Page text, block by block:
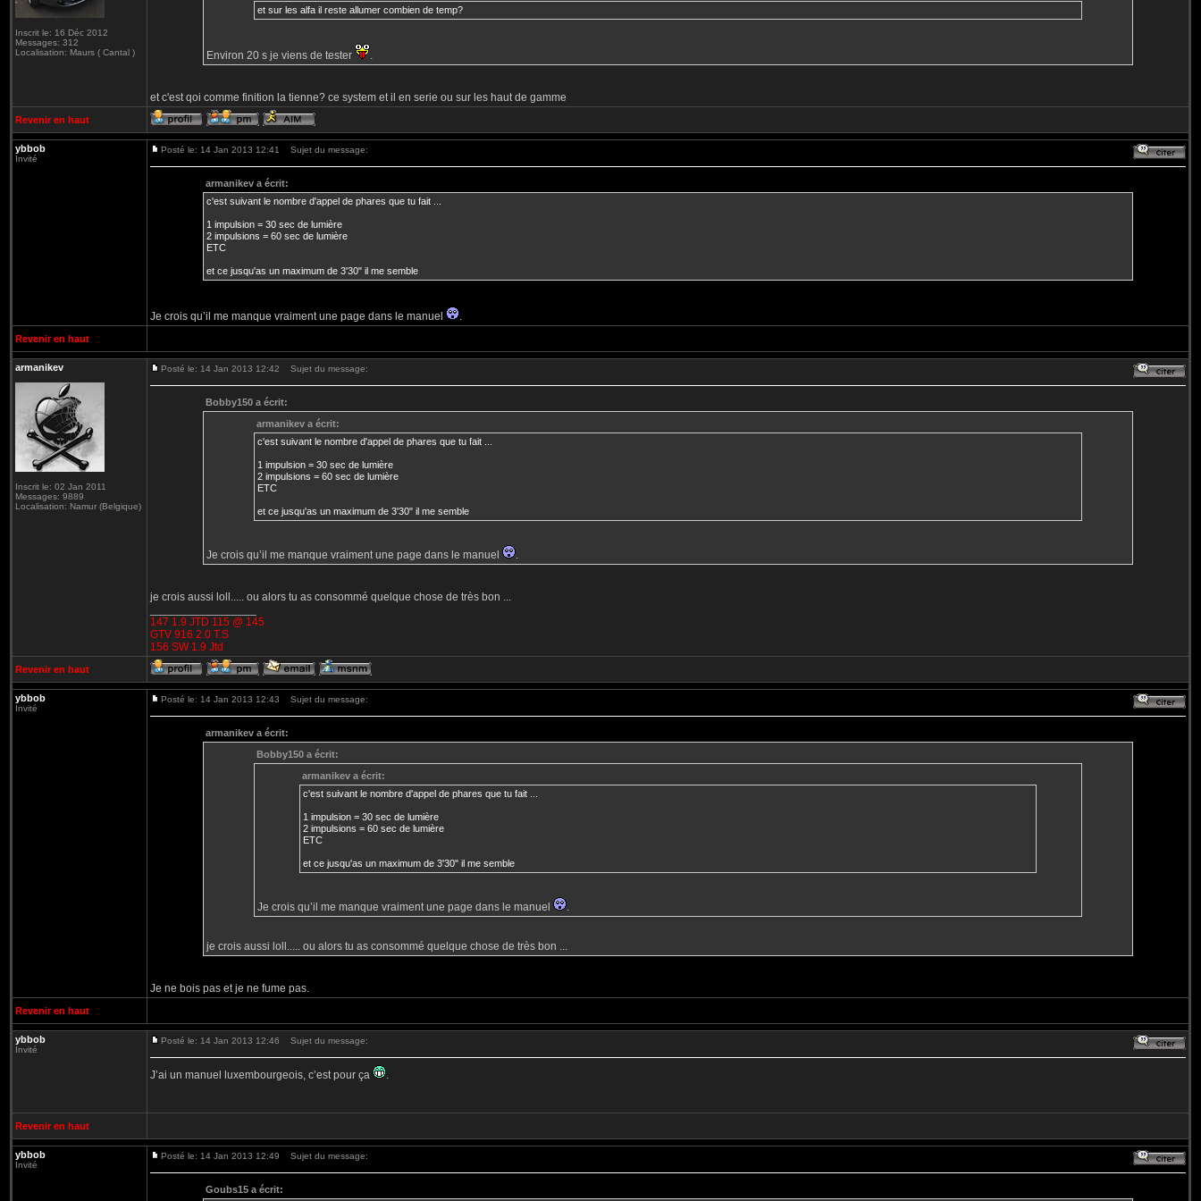
Inscrit le: 16 Déc 2012
Messages: 312
Localisation: Maurs ( Cantal )
et sur les alfa il reste allumer combien de temp?
Environ 20 s je viens de tester .
et c'est qoi comme finition la tienne? ce system et il en serie ou sur les haut de gamme
Revenir en haut
ybbob
Invité
Posté le: 14 Jan 2013 12:41 Sujet du message:
armanikev a écrit:
c'est suivant le nombre d'appel de phares que tu fait ...
1 impulsion = 30 sec de lumière
2 impulsions = 60 sec de lumière
ETC
et ce jusqu'as un maximum de 3'30" il me semble
Je crois qu’il me manque vraiment une page dans le manuel .
Revenir en haut
armanikev
Inscrit le: 02 Jan 2011
Messages: 9889
Localisation: Namur (Belgique)
Posté le: 14 Jan 2013 12:42 Sujet du message:
Bobby150 a écrit:
armanikev a écrit:
c'est suivant le nombre d'appel de phares que tu fait ...
1 impulsion = 30 sec de lumière
2 impulsions = 60 sec de lumière
ETC
et ce jusqu'as un maximum de 3'30" il me semble
Je crois qu’il me manque vraiment une page dans le manuel .
je crois aussi loll..... ou alors tu as consommé quelque chose de très bon ...
147 1.9 JTD 115 @ 145
GTV 916 2.0 T.S
156 SW 1.9 Jtd
Revenir en haut
ybbob
Invité
Posté le: 14 Jan 2013 12:43 Sujet du message:
armanikev a écrit:
Bobby150 a écrit:
armanikev a écrit:
c'est suivant le nombre d'appel de phares que tu fait ...
1 impulsion = 30 sec de lumière
2 impulsions = 60 sec de lumière
ETC
et ce jusqu'as un maximum de 3'30" il me semble
Je crois qu’il me manque vraiment une page dans le manuel .
je crois aussi loll..... ou alors tu as consommé quelque chose de très bon ...
Je ne bois pas et je ne fume pas.
Revenir en haut
ybbob
Invité
Posté le: 14 Jan 2013 12:46 Sujet du message:
J’ai un manuel luxembourgeois, c’est pour ça .
Revenir en haut
ybbob
Invité
Posté le: 14 Jan 2013 12:49 Sujet du message:
Goubs15 a écrit: